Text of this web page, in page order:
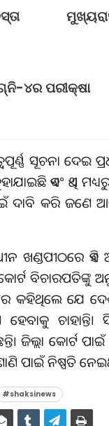
୪ର ପରୀକ୍ଷା
ସୂଚନା ଦେଇ
ଏବଂ ଏଥି ମଧ୍ୟରୁ
ଦାବି କରି ଜଣେ
ବିଚାରପତିଙ୍କୁ
ଯେ ଦେଶର
ଚାହାନ୍ତି।
ଜିଲ୍ଲା କୋର୍ଟ
ପାଇଁ ନିଷ୍ପତି
#shaksinews